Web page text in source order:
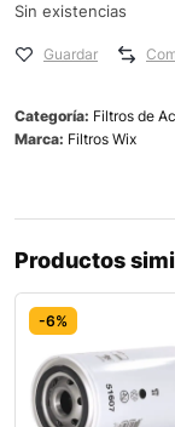
Sin existencias
Guardar
Categoría: Filtros de
Marca: Filtros Wix
Productos
-6%